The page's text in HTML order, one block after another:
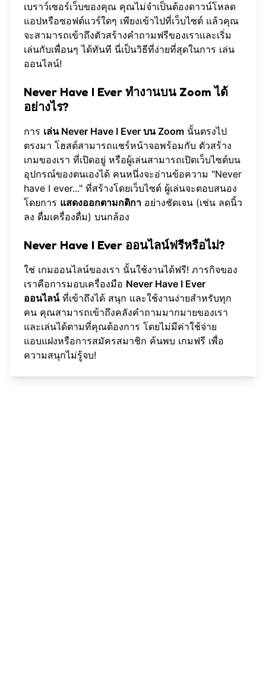
เบราว์เซอร์เว็บของคุณ คุณไม่จำเป็นต้องดาวน์โหลด
แอปหรือซอฟต์แวร์ใดๆ เพียงเข้าไปที่เว็บไซต์ แล้วคุณ
จะสามารถเข้าถึงตัวสร้างคำถามฟรีของเราและเริ่ม
เล่นกับเพื่อนๆ ได้ทันที นี่เป็นวิธีที่ง่ายที่สุดในการ เล่น
ออนไลน์!
Never Have I Ever ทำงานบน Zoom ได้
อย่างไร?
การ เล่น Never Have I Ever บน Zoom นั้นตรงไป
ตรงมา โฮสต์สามารถแชร์หน้าจอพร้อมกับ ตัวสร้าง
เกมของเรา ที่เปิดอยู่ หรือผู้เล่นสามารถเปิดเว็บไซต์บน
อุปกรณ์ของตนเองได้ คนหนึ่งจะอ่านข้อความ "Never
have I ever..." ที่สร้างโดยเว็บไซต์ ผู้เล่นจะตอบสนอง
โดยการ แสดงออกตามกติกา อย่างชัดเจน (เช่น ลดนิ้ว
ลง ดื่มเครื่องดื่ม) บนกล้อง
Never Have I Ever ออนไลน์ฟรีหรือไม่?
ใช่ เกมออนไลน์ของเรา นั้นใช้งานได้ฟรี! ภารกิจของ
เราคือการมอบเครื่องมือ Never Have I Ever
ออนไลน์ที่เข้าถึงได้ สนุก และใช้งานง่ายสำหรับทุก
คน คุณสามารถเข้าถึงคลังคำถามมากมายของเรา
และเล่นได้ตามที่คุณต้องการ โดยไม่มีค่าใช้จ่าย
แอบแฝงหรือการสมัครสมาชิก ค้นพบ เกมฟรี เพื่อ
ความสนุกไม่รู้จบ!